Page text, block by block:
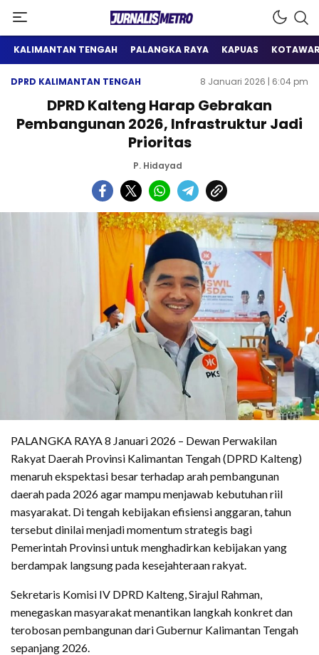
Jurnalis Metro
Satu Wadah Informasi
KALIMANTAN TENGAH PALANGKA RAYA KAPUAS
DPRD KALIMANTAN TENGAH 8 Januari 2026 | 6:04 pm
DPRD Kalteng Harap Gebrakan
Pembangunan 2026, Infrastruktur Jadi
Prioritas
P. Hidayad
PALANGKA RAYA 8 Januari 2026 – Dewan Perwakilan
Rakyat Daerah Provinsi Kalimantan Tengah (DPRD Kalteng)
menaruh ekspektasi besar terhadap arah pembangunan
daerah pada 2026 agar mampu menjawab kebutuhan riil
masyarakat. Di tengah kebijakan efisiensi anggaran, tahun
tersebut dinilai menjadi momentum strategis bagi
Pemerintah Provinsi untuk menghadirkan kebijakan yang
berdampak langsung pada kesejahteraan rakyat.
Sekretaris Komisi IV DPRD Kalteng, Sirajul Rahman,
menegaskan masyarakat menantikan langkah konkret dan
terobosan pembangunan dari Gubernur Kalimantan Tengah
sepanjang 2026.